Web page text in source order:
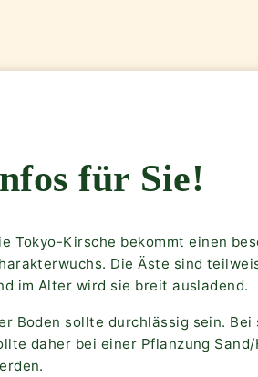
für Sie!
Tokyo-Kirsche bekommt einen
Die Äste sind
im Alter wird sie breit ausladend.
Boden sollte durchlässig sein. Bei
daher bei einer Pflanzung